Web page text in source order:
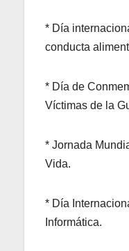
* Día
conducta
* Día de
Víctimas de la
* Jornada
Vida.
* Día
Informática.